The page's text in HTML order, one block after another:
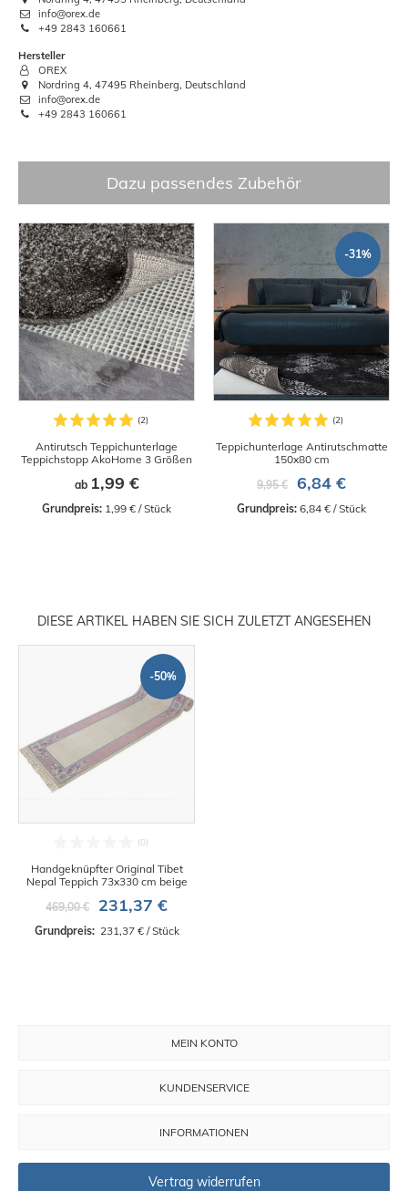
info@orex.de
+49 2843 160661
Hersteller
OREX
Nordring 4, 47495 Rheinberg, Deutschland
info@orex.de
+49 2843 160661
Dazu passendes Zubehör
Antirutsch Teppichunterlage
Teppichstopp AkoHome 3 Größen
ab 1,99 €
Grundpreis: 1,99 € / Stück
-31%
Teppichunterlage Antirutschmatte
150x80 cm
9,95 €
6,84 €
Grundpreis: 6,84 € / Stück
DIESE ARTIKEL HABEN SIE SICH ZULETZT ANGESEHEN
-50%
Handgeknüpfter Original Tibet
Nepal Teppich 73x330 cm beige
469,00 €
231,37 €
Grundpreis: 231,37 € / Stück
MEIN KONTO
KUNDENSERVICE
INFORMATIONEN
Vertrag widerrufen